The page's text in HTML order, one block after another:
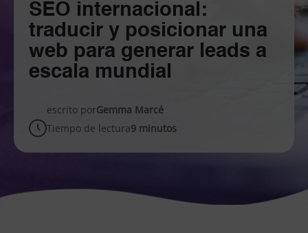
SEO internacional:
traducir y posicionar una
web para generar leads a
escala mundial
escrito porGemma Marcé
Tiempo de lectura9 minutos